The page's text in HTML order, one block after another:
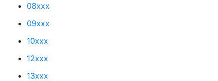
08xxx
09xxx
10xxx
12xxx
13xxx